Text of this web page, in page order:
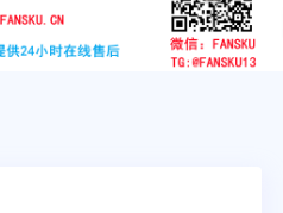
YouTube